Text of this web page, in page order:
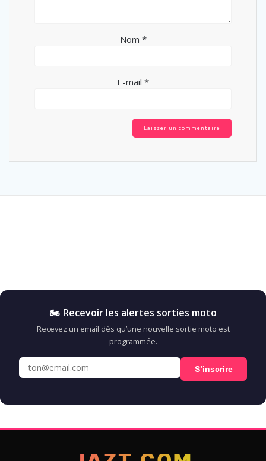
Nom *
E-mail *
🏍️ Recevoir les alertes sorties moto
Recevez un email dès qu’une nouvelle sortie moto est
programmée.
S’inscrire